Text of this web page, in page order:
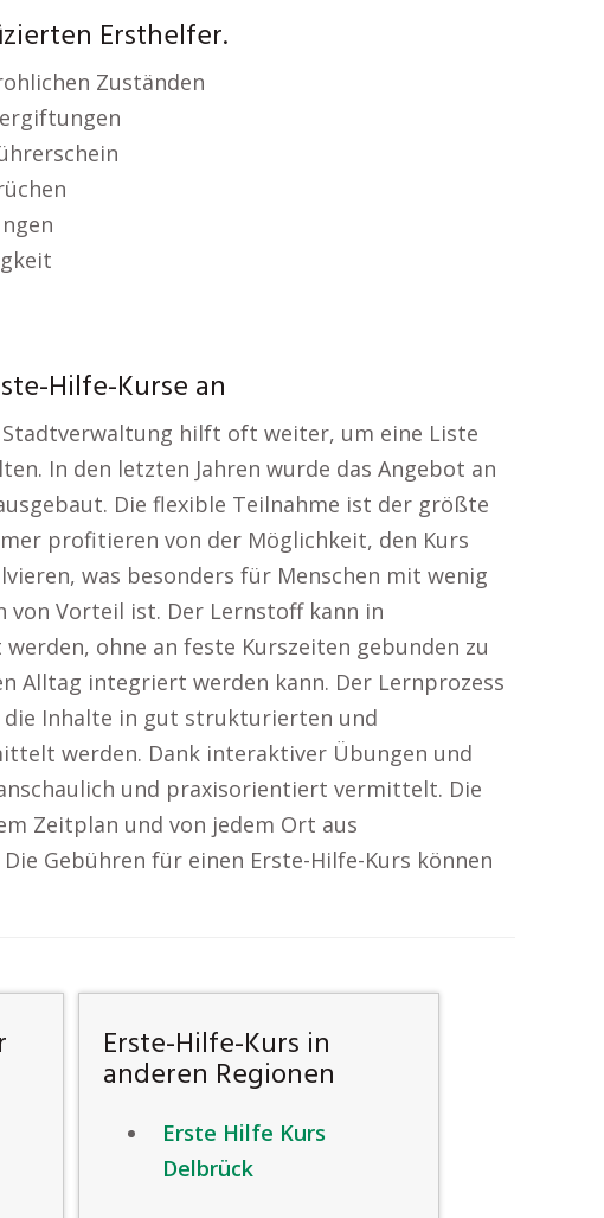
Ersthelfer.
Zuständen
Hilfe-Kurse an
Stadtverwaltung hilft oft weiter, um eine Liste
In den letzten Jahren wurde das Angebot an
Die flexible Teilnahme ist der größte
profitieren von der Möglichkeit, den Kurs
was besonders für Menschen mit wenig
Vorteil ist. Der Lernstoff kann in
ohne an feste Kurszeiten gebunden zu
Alltag integriert werden kann. Der Lernprozess
Inhalte in gut strukturierten und
werden. Dank interaktiver Übungen und
und praxisorientiert vermittelt. Die
Zeitplan und von jedem Ort aus
Gebühren für einen Erste-Hilfe-Kurs können
Erste-Hilfe-Kurs in
anderen Regionen
Erste Hilfe Kurs
Delbrück